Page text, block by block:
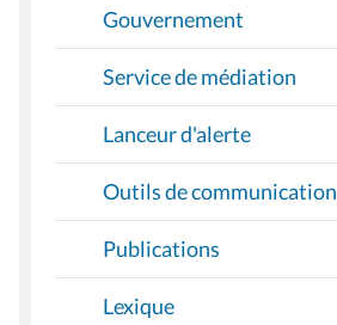
Gouvernement
Service de médiation
Lanceur d'alerte
Outils de communication
Publications
Lexique